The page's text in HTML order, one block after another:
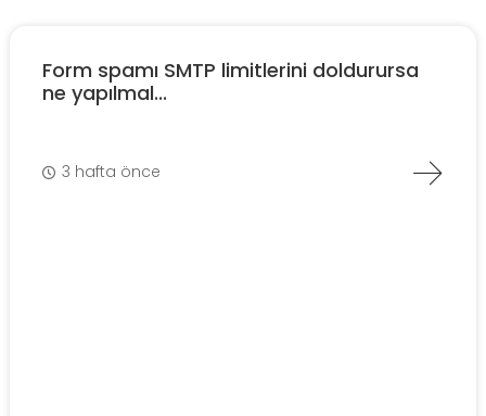
Form spamı SMTP limitlerini doldurursa
ne yapılmal...
3 hafta önce